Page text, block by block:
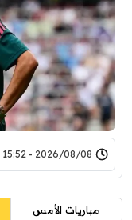
2026/08/08 - 15:52
مباريات الأمس